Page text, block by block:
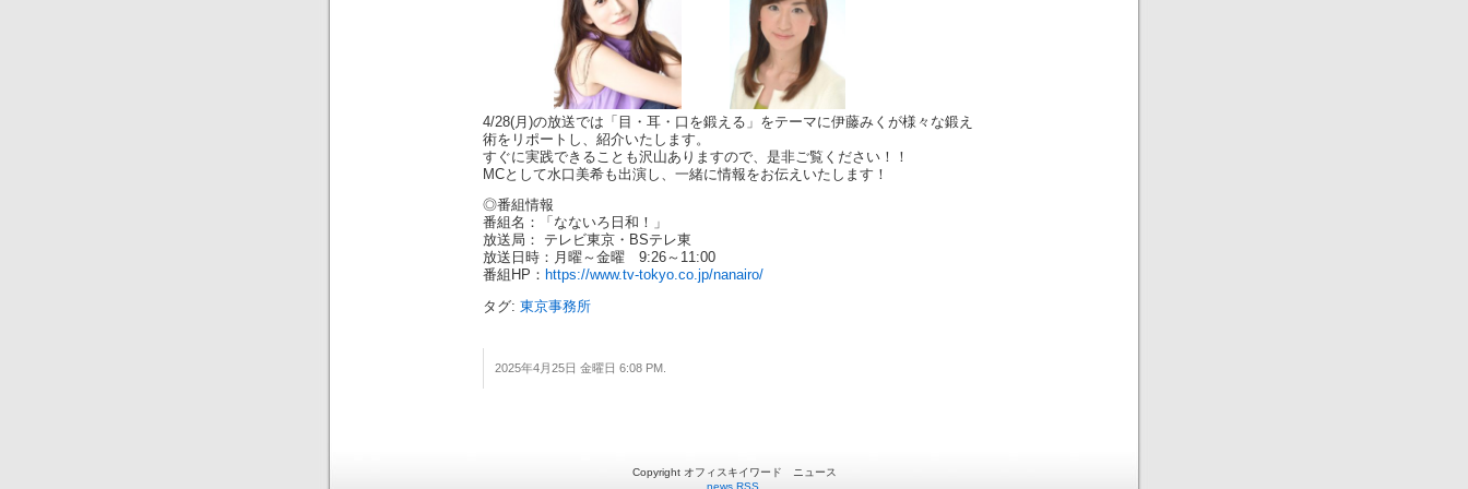
4/28(月)の放送では「目・耳・口を鍛える」をテーマに伊藤みくが様々な鍛え
術をリポートし、紹介いたします。
すぐに実践できることも沢山ありますので、是非ご覧ください！！
MCとして水口美希も出演し、一緒に情報をお伝えいたします！
◎番組情報
番組名：「なないろ日和！」
放送局： テレビ東京・BSテレ東
放送日時：月曜～金曜 9:26～11:00
番組HP： https://www.tv-tokyo.co.jp/nanairo/
タグ: 東京事務所
2025年4月25日 金曜日 6:08 PM.
Copyright オフィスキイワード ニュース
news RSS.